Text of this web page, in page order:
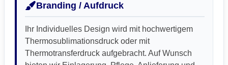
Branding / Aufdruck
Ihr Individuelles Design wird mit hochwertigem
Thermosublimationsdruck oder mit
Thermotransferdruck aufgebracht. Auf Wunsch